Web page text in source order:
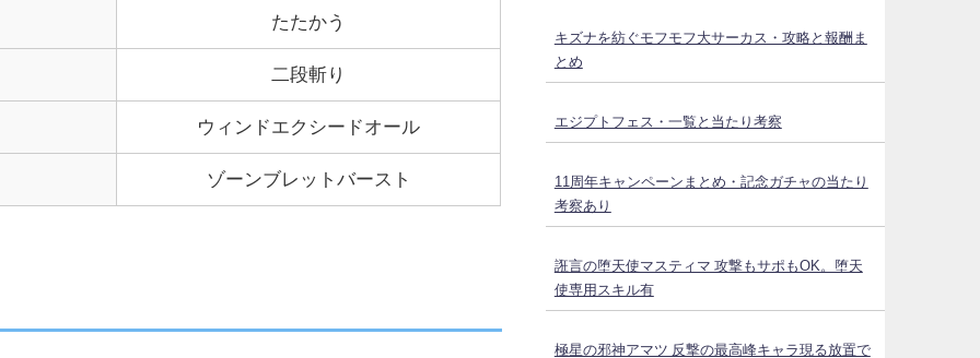
たたかう
二段斬り
ウィンドエクシードオール
ゾーンブレットバースト
キズナを紡ぐモフモフ大サーカス・攻略と報酬ま
とめ
エジプトフェス・一覧と当たり考察
11周年キャンペーンまとめ・記念ガチャの当たり
考察あり
誑言の堕天使マスティマ 攻撃もサポもOK。堕天
使専用スキル有
極星の邪神アマツ 反撃の最高峰キャラ現る放置で